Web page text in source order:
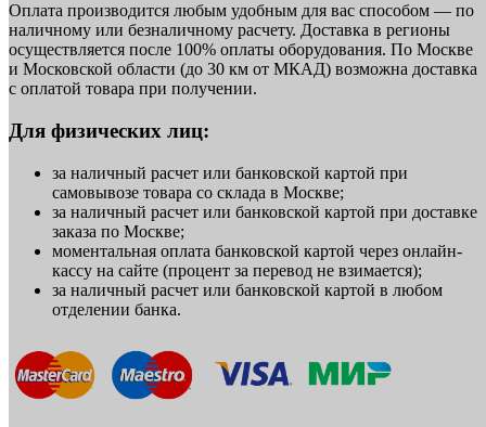
Оплата производится любым удобным для вас способом — по
наличному или безналичному расчету. Доставка в регионы
осуществляется после 100% оплаты оборудования. По Москве
и Московской области (до 30 км от МКАД) возможна доставка
с оплатой товара при получении.
Для физических лиц:
за наличный расчет или банковской картой при
самовывозе товара со склада в Москве;
за наличный расчет или банковской картой при доставке
заказа по Москве;
моментальная оплата банковской картой через онлайн-
кассу на сайте (процент за перевод не взимается);
за наличный расчет или банковской картой в любом
отделении банка.